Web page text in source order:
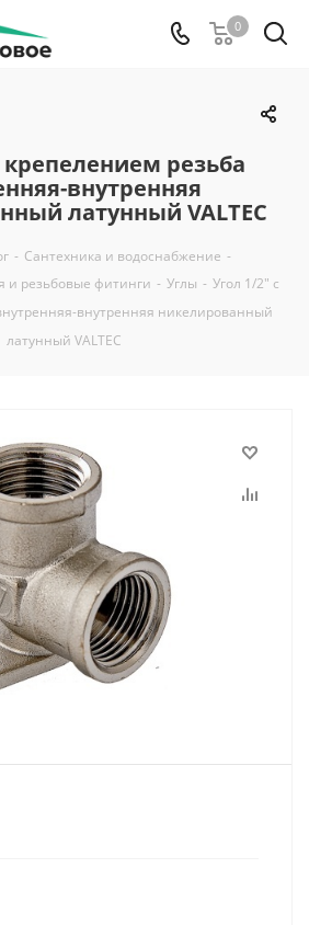
0
крепелением резьба
внутренняя
латунный VALTEC
- Сантехника и водоснабжение -
и резьбовые фитинги - Углы - Угол 1/2" с
внутренняя никелированный
латунный VALTEC